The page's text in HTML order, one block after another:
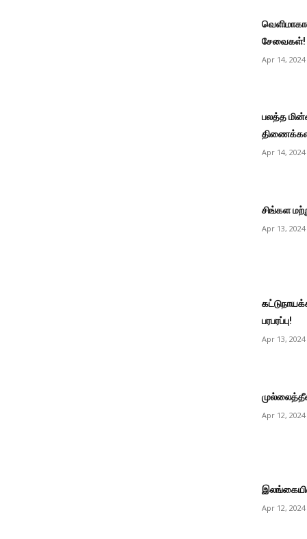
சேவைகள்!
Apr 14, 2024
பலத்த
Apr 14, 2024
சிங்கள
Apr 13, 2024
பரபரப்பு!
Apr 13, 2024
முல்லைத்தீவு
Apr 12, 2024
Apr 12, 2024